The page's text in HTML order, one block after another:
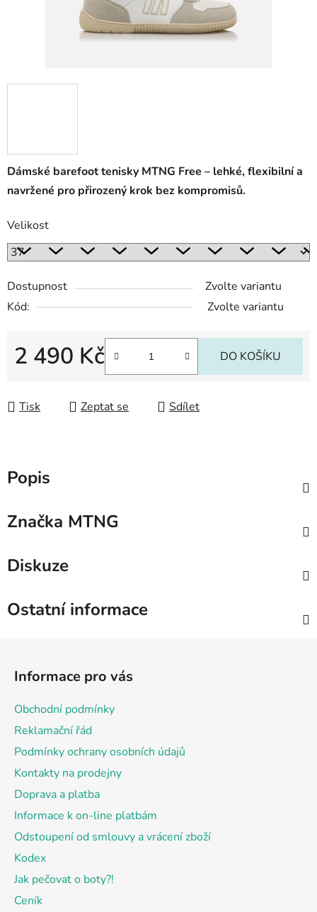
Dámské barefoot tenisky MTNG Free – lehké, flexibilní a
navržené pro přirozený krok bez kompromisů.
Velikost
Dostupnost
Zvolte variantu
Kód:
Zvolte variantu
2 490 Kč DO KOŠÍKU
Tisk Zeptat se Sdílet
Popis
Značka MTNG
Diskuze
Ostatní informace
Informace pro vás
Obchodní podmínky
Reklamační řád
Podmínky ochrany osobních údajů
Kontakty na prodejny
Doprava a platba
Informace k on-line platbám
Odstoupení od smlouvy a vrácení zboží
Kodex
Jak pečovat o boty?!
Ceník